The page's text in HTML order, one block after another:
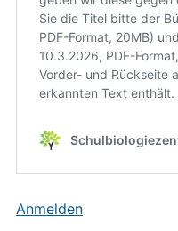
Anmelden